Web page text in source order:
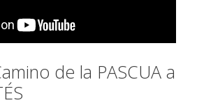
de la PASCUA a